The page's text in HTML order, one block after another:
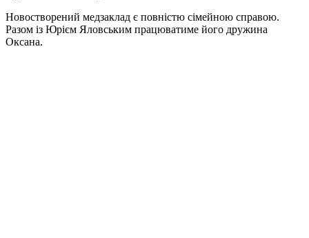
Новостворений медзаклад є повністю сімейною справою.
Разом із Юрієм Яловським працюватиме його дружина
Оксана.